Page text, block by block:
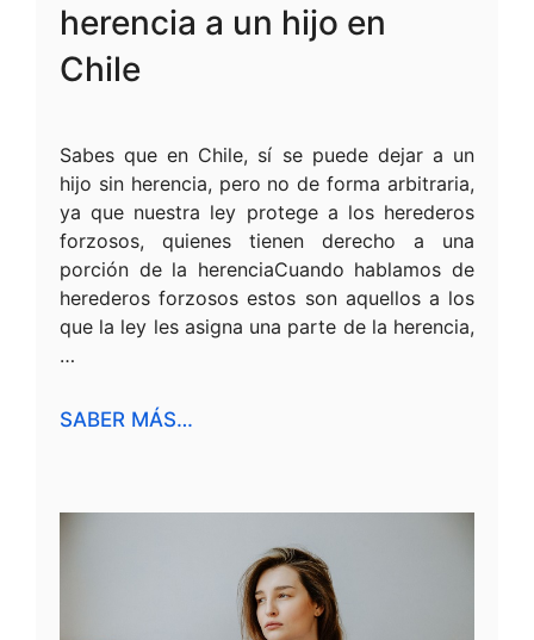
herencia a un hijo en
Chile
Sabes que en Chile, sí se puede dejar a un
hijo sin herencia, pero no de forma arbitraria,
ya que nuestra ley protege a los herederos
forzosos, quienes tienen derecho a una
porción de la herenciaCuando hablamos de
herederos forzosos estos son aquellos a los
que la ley les asigna una parte de la herencia,
…
SABER MÁS…